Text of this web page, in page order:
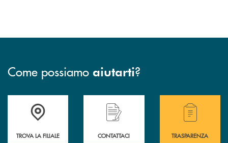
Come possiamo aiutarti?
Accedi all' elenco completo delle filiali .
TROVA LA FILIALE
Hai bisogno di assistenza immediata?
CONTATTACI
Hai bisogno di
TRASPARENZA